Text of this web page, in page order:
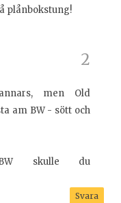
plånbokstung!
men Old
am BW - sött och
skulle du
Svara